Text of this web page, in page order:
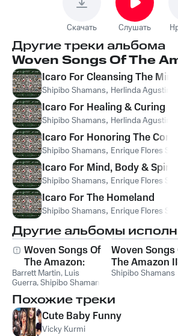
Скачать Слушать
Другие треки альбома
Woven Songs Of The
Icaro For Cleansing The Mind
Shipibo Shamans, Herlinda Agustin
Icaro For Healing & Curing
Shipibo Shamans, Herlinda Agustin
Icaro For Honoring The
Shipibo Shamans, Enrique Flores
Icaro For Mind, Body & Spirit
Shipibo Shamans, Enrique Flores
Icaro For The Homeland
Shipibo Shamans, Enrique Flores
Другие альбомы
Woven Songs Of
The Amazon:
Healing Icaros Of
The Shipibo
Shamans
Barrett Martin, Luis
Guerra,Shipibo Shamans
Woven Songs
The Amazon
Ceremony Of
Shipibo
Shipibo Shamans
Похожие треки
Cute Baby Funny
Vicky Kurmi